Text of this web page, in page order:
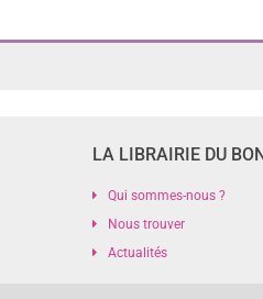
LA LIBRAIRIE DU
Qui sommes-nous ?
Nous trouver
Actualités